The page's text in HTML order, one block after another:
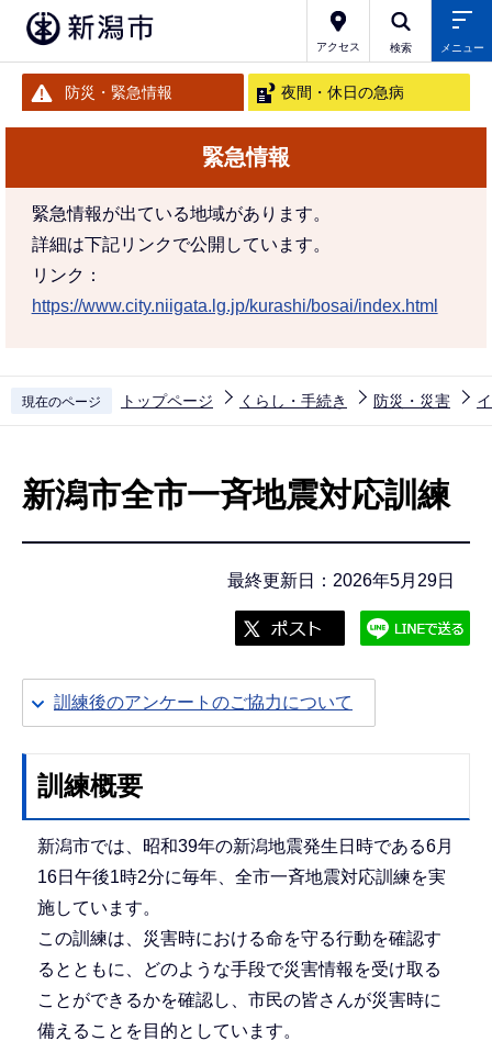
アクセス 検索 メニュー
防災・緊急情報 夜間・休日の急病
緊急情報
緊急情報が出ている地域があります。
詳細は下記リンクで公開しています。
リンク：
https://www.city.niigata.lg.jp/kurashi/bosai/index.html
現在のページ トップページ くらし・手続き 防災・災害
新潟市全市一斉地震対応訓練
最終更新日：2026年5月29日
訓練後のアンケートのご協力について
訓練概要
新潟市では、昭和39年の新潟地震発生日時である6月
16日午後1時2分に毎年、全市一斉地震対応訓練を実
施しています。
この訓練は、災害時における命を守る行動を確認す
るとともに、どのような手段で災害情報を受け取る
ことができるかを確認し、市民の皆さんが災害時に
備えることを目的としています。